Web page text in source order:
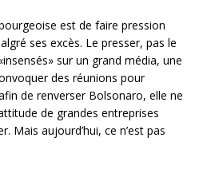
est de faire pression
ses excès. Le presser, pas le
sur un grand média, une
des réunions pour
de renverser Bolsonaro, elle ne
de grandes entreprises
Mais aujourd’hui, ce n’est pas